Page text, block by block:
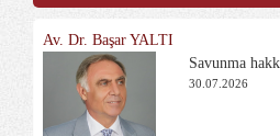
Av. Dr. Başar YALTI
Savunma
30.07.2026